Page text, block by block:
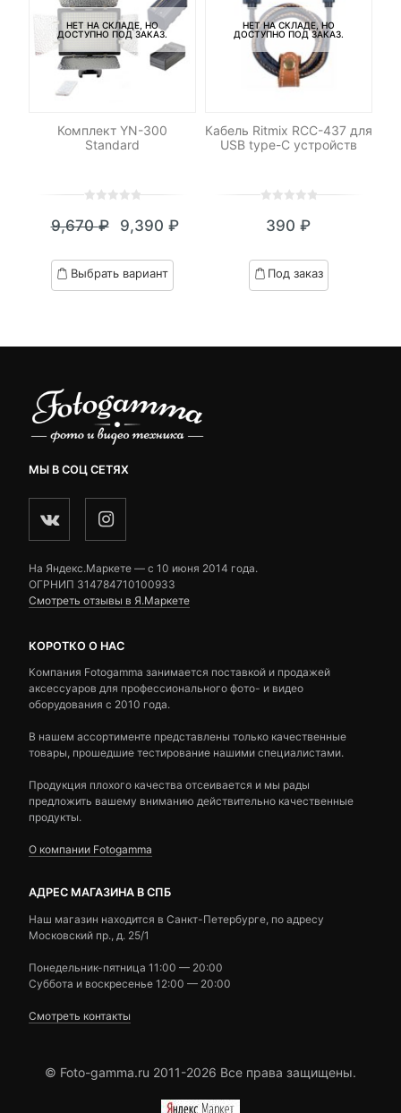
НЕТ НА СКЛАДЕ, НО
ДОСТУПНО ПОД ЗАКАЗ.
Комплект YN-300
Standard
out
based
on
9,670₽
Первоначальная
цена
составляла
9,390 ₽
Текущая
цена:
9,390 ₽.
Выбрать вариант
НЕТ НА СКЛАДЕ, НО
ДОСТУПНО ПОД ЗАКАЗ.
Кабель Ritmix RCC-437 для
USB type-C устройств
out
based
on
390 ₽
Под заказ
МЫ В СОЦ СЕТЯХ
На Яндекс.Маркете — c 10 июня 2014 года.
ОГРНИП 314784710100933
Смотреть отзывы в Я.Маркете
КОРОТКО О НАС
Компания Fotogamma занимается поставкой и продажей
аксессуаров для профессионального фото- и видео
оборудования с 2010 года.
В нашем ассортименте представлены только качественные
товары, прошедшие тестирование нашими специалистами.
Продукция плохого качества отсеивается и мы рады
предложить вашему вниманию действительно качественные
продукты.
О компании Fotogamma
АДРЕС МАГАЗИНА В СПБ
Наш магазин находится в Санкт-Петербурге, по адресу
Московский пр., д. 25/1
Понедельник-пятница 11:00 — 20:00
Суббота и воскресенье 12:00 — 20:00
Смотреть контакты
© Foto-gamma.ru 2011-2026 Все права защищены.